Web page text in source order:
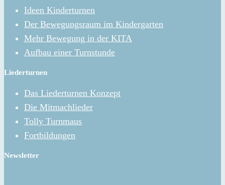
Ideen Kinderturnen
Der Bewegungsraum im Kindergarten
Mehr Bewegung in der KITA
Aufbau einer Turnstunde
Liederturnen
Das Liederturnen Konzept
Die Mitmachlieder
Tolly Turnmaus
Fortbildungen
Newsletter